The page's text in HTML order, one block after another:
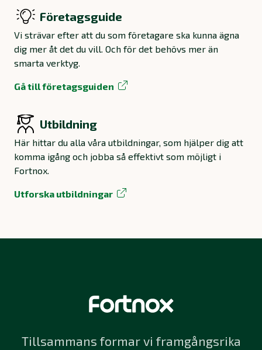
Företagsguide
Vi strävar efter att du som företagare ska kunna ägna
dig mer åt det du vill. Och för det behövs mer än
smarta verktyg.
Gå till företagsguiden
Utbildning
Här hittar du alla våra utbildningar, som hjälper dig att
komma igång och jobba så effektivt som möjligt i
Fortnox.
Utforska utbildningar
Tillsammans formar vi framgångsrika